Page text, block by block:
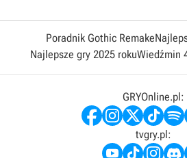
Poradnik Gothic Remake
Najlepsze gry 2025 rokuWiedźmin
GRYOnline.pl:
tvgry.pl: